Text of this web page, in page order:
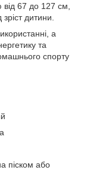
67 до 127 см,
дитини.
а
та
спорту
піском або